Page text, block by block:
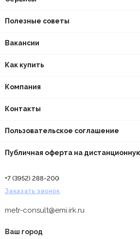
Полезные советы
Вакансии
Как купить
Компания
Контакты
Пользовательское соглашение
Публичная оферта на
+7 (3952) 288-200
Заказать звонок
metr-consult@emi.irk.ru
Ваш город